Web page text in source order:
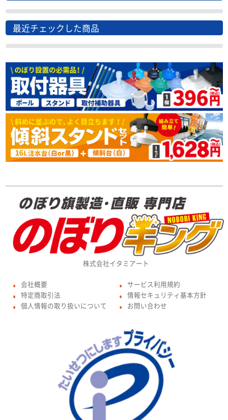
最近チェックした商品
株式会社イタミアート
● 会社概要
● 特定商取引法
● 個人情報の取り扱いについて
● サービス利用規約
● 情報セキュリティ基本方針
● お問い合わせ